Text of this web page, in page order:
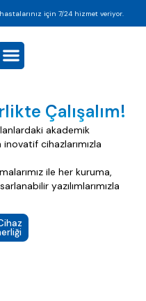
için 7/24 hizmet veriyor.
Çalışalım!
akademik
cihazlarımızla
ile her kuruma,
yazılımlarımızla